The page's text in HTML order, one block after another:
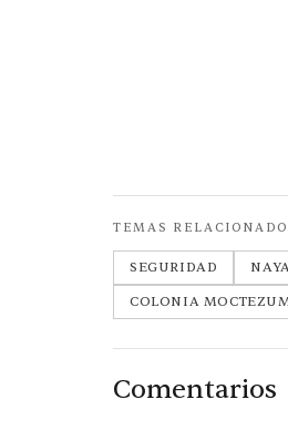
TEMAS
SEGURIDAD
COLONIA
Comentarios